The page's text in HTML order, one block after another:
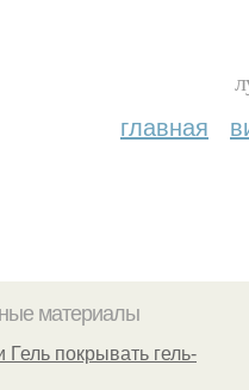
главная
материалы
покрывать гель-